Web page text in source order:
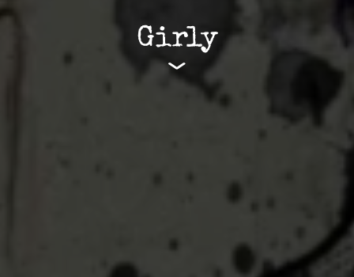
Girly